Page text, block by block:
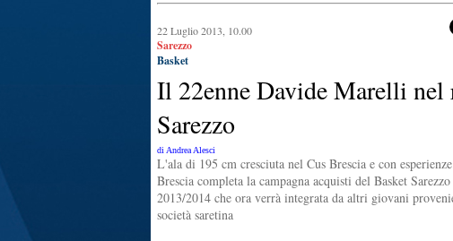
22 Luglio 2013, 10.00
Sarezzo
Basket
Il 22enne Davide Marelli nel
Sarezzo
di Andrea Alesci
L'ala di 195 cm cresciuta nel Cus Brescia e con
Brescia completa la campagna acquisti del Basket
2013/2014 che ora verrà integrata da altri giovani
società saretina